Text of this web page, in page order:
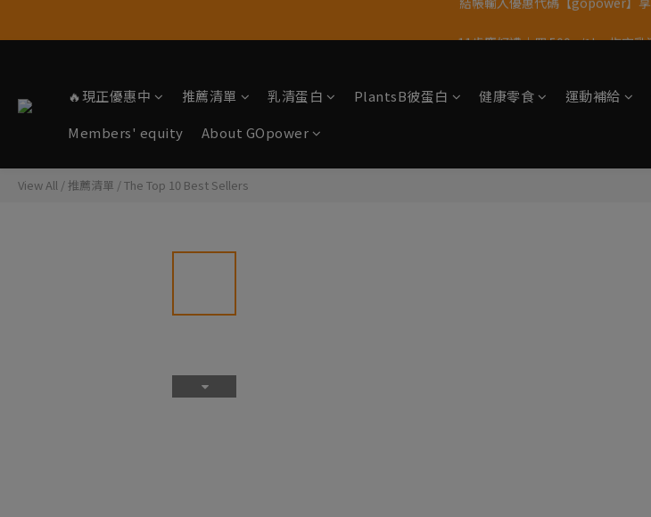
🔥現正優惠中 推薦清單 乳清蛋白 PlantsB彼蛋白 健康零食 運動補給
Members' equity
About GOpower
View All /推薦清單 /The Top 10 Best Sellers